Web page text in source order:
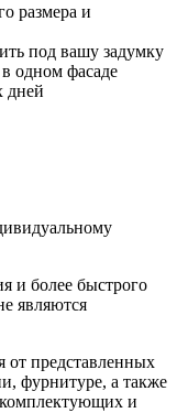
размера и
под вашу задумку
одном фасаде
дней
и более быстрого
являются
от представленных
фурнитуре, а также
и